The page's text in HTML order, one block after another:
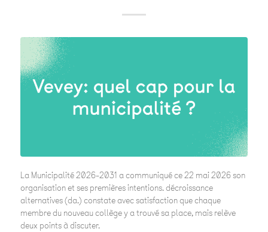
La Municipalité 2026-2031 a communiqué ce 22 mai 2026 son
organisation et ses premières intentions. décroissance
alternatives (da.) constate avec satisfaction que chaque
membre du nouveau collège y a trouvé sa place, mais relève
deux points à discuter.